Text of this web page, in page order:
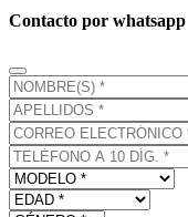
Contacto por whatsapp